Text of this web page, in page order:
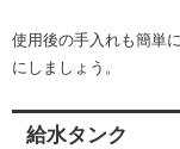
使用後の手入れも簡単
にしましょう。
給水タンク